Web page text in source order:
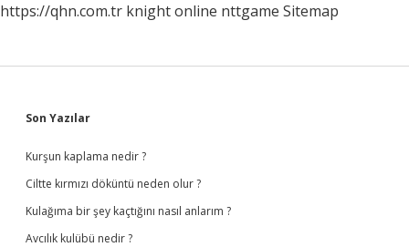
https://qhn.com.tr knight online nttgame Sitemap
Sidebar
Son Yazılar
Kurşun kaplama nedir ?
Ciltte kırmızı döküntü neden olur ?
Kulağıma bir şey kaçtığını nasıl anlarım ?
Avcılık kulübü nedir ?